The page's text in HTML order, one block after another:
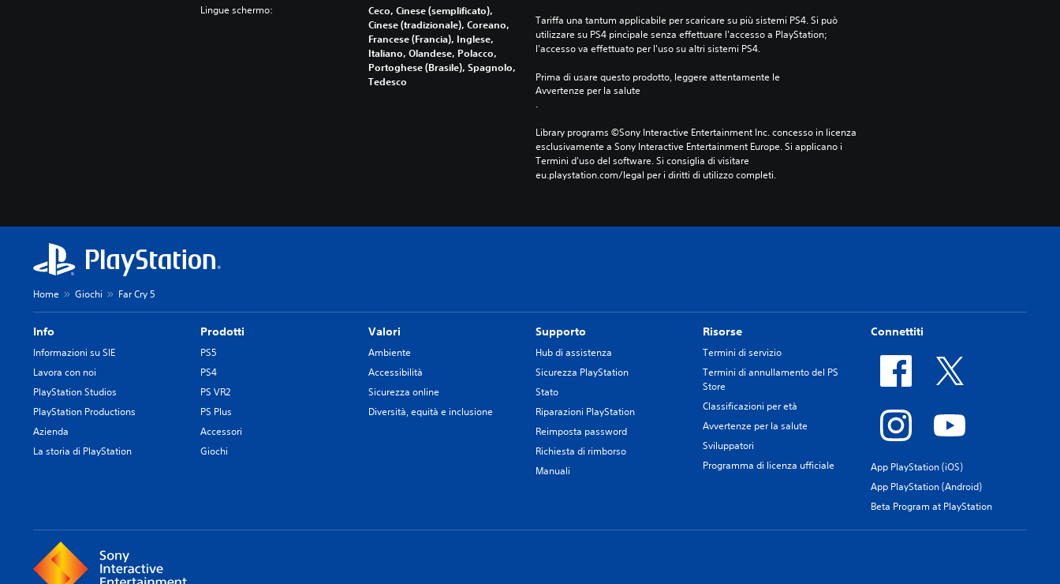
Lingue schermo:
Ceco, Cinese (semplificato),
Cinese (tradizionale), Coreano,
Francese (Francia), Inglese,
Italiano, Olandese, Polacco,
Portoghese (Brasile), Spagnolo,
Tedesco
Tariffa una tantum applicabile per scaricare su più sistemi PS4. Si può
utilizzare su PS4 pincipale senza effettuare l'accesso a PlayStation;
l'accesso va effettuato per l'uso su altri sistemi PS4.
Prima di usare questo prodotto, leggere attentamente le
Avvertenze per la salute
.
Library programs ©Sony Interactive Entertainment Inc. concesso in licenza
esclusivamente a Sony Interactive Entertainment Europe. Si applicano i
Termini d'uso del software. Si consiglia di visitare
eu.playstation.com/legal per i diritti di utilizzo completi.
Home Giochi Far Cry 5
Info
Informazioni su SIE
Lavora con noi
PlayStation Studios
PlayStation Productions
Azienda
La storia di PlayStation
Prodotti
PS5
PS4
PS VR2
PS Plus
Accessori
Giochi
Valori
Ambiente
Accessibilità
Sicurezza online
Diversità, equità e inclusione
Supporto
Hub di assistenza
Sicurezza PlayStation
Stato
Riparazioni PlayStation
Reimposta password
Richiesta di rimborso
Manuali
Risorse
Termini di servizio
Termini di annullamento del PS
Store
Classificazioni per età
Avvertenze per la salute
Sviluppatori
Programma di licenza ufficiale
Connettiti
App PlayStation (iOS)
App PlayStation (Android)
Beta Program at PlayStation